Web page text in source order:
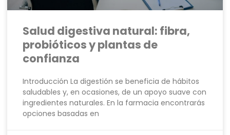
Salud digestiva natural: fibra,
probióticos y plantas de
confianza
Introducción La digestión se beneficia de hábitos
saludables y, en ocasiones, de un apoyo suave con
ingredientes naturales. En la farmacia encontrarás
opciones basadas en